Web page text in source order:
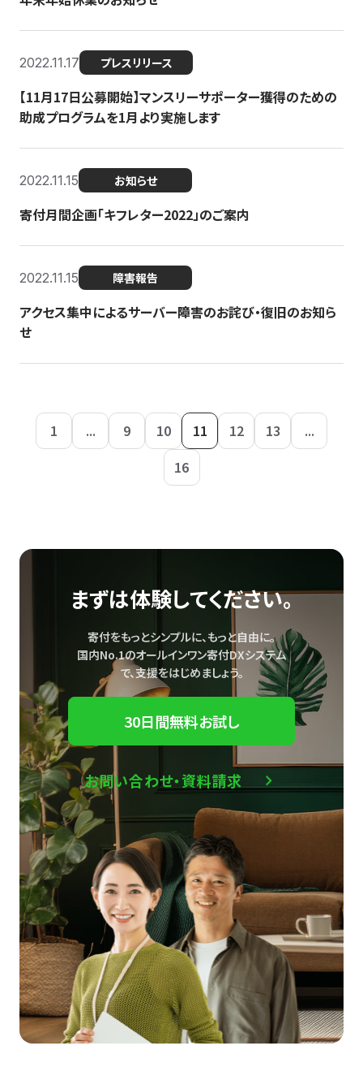
2022.11.17 プレスリリース
【11月17日公募開始】マンスリーサポーター獲得のための
助成プログラムを1月より実施します
2022.11.15 お知らせ
寄付月間企画「キフレター2022」のご案内
2022.11.15 障害報告
アクセス集中によるサーバー障害のお詫び・復旧のお知ら
せ
1 ... 9 10 11 12 13
...
16
まずは体験してください。
寄付をもっとシンプルに、もっと自由に。
国内No.1のオールインワン寄付DXシステム
で、支援をはじめましょう。
30日間無料お試し
お問い合わせ・資料請求